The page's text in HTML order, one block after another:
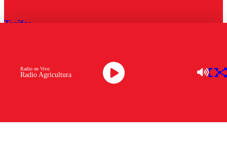
Radio Agricultura
Radio en Vivo
Tarifas
Descarga la APP